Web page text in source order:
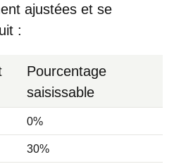
ajustées et se
:
Pourcentage
saisissable
0%
30%